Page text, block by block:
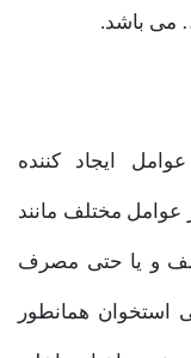
می باشد.
ایجاد کننده
مختلف مانند
و یا حتی مصرف
استخوان همانطور